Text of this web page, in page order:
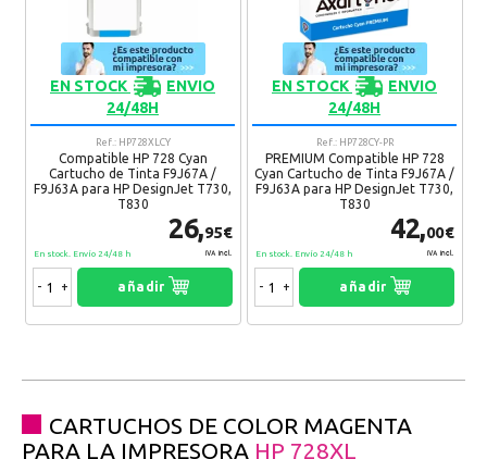
EN STOCK
ENVIO
24/48H
Ref.: HP728XLCY
Compatible HP 728 Cyan
Cartucho de Tinta F9J67A /
F9J63A para HP DesignJet T730,
T830
26,95€
IVA Incl.
En stock. Envío 24/48 h
- + añadir
EN STOCK
ENVIO
24/48H
Ref.: HP728CY-PR
PREMIUM Compatible HP 728
Cyan Cartucho de Tinta F9J67A /
F9J63A para HP DesignJet T730,
T830
42,00€
IVA Incl.
En stock. Envío 24/48 h
- + añadir
CARTUCHOS DE COLOR MAGENTA
PARA LA IMPRESORA HP 728XL